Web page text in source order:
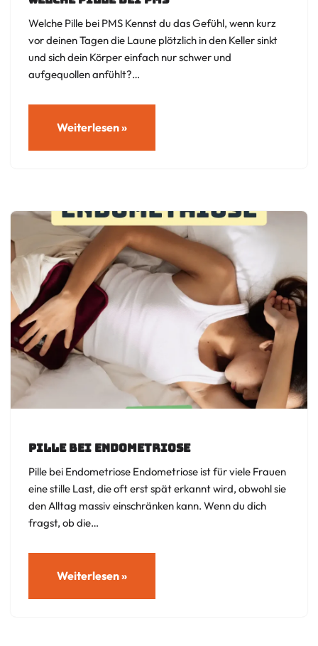
Welche Pille bei PMS Kennst du das Gefühl, wenn kurz
vor deinen Tagen die Laune plötzlich in den Keller sinkt
und sich dein Körper einfach nur schwer und
aufgequollen anfühlt?…
Weiterlesen »
Pille bei Endometriose
Pille bei Endometriose Endometriose ist für viele Frauen
eine stille Last, die oft erst spät erkannt wird, obwohl sie
den Alltag massiv einschränken kann. Wenn du dich
fragst, ob die…
Weiterlesen »